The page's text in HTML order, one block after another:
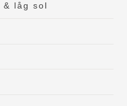
& låg sol